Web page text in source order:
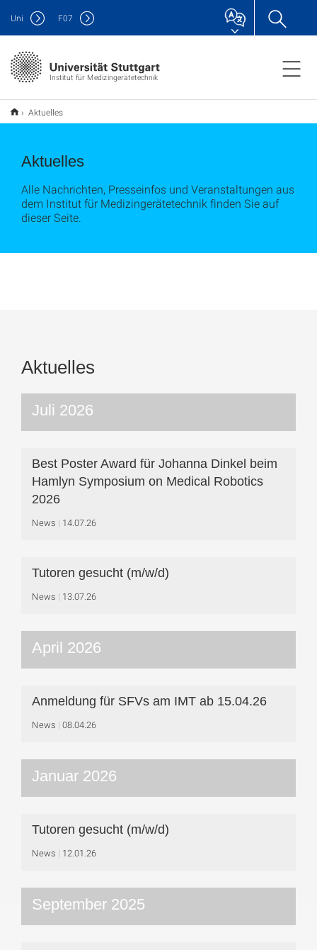
Institut für Medizingerätetechnik
Uni F07
Aktuelles
Aktuelles
Alle Nachrichten, Presseinfos und Veranstaltungen aus
dem Institut für Medizingerätetechnik finden Sie auf
dieser Seite.
Aktuelles
Juli 2026
Best Poster Award für Johanna Dinkel beim
Hamlyn Symposium on Medical Robotics
2026
News 14.07.26
Tutoren gesucht (m/w/d)
News 13.07.26
April 2026
Anmeldung für SFVs am IMT ab 15.04.26
News 08.04.26
Januar 2026
Tutoren gesucht (m/w/d)
News 12.01.26
September 2025